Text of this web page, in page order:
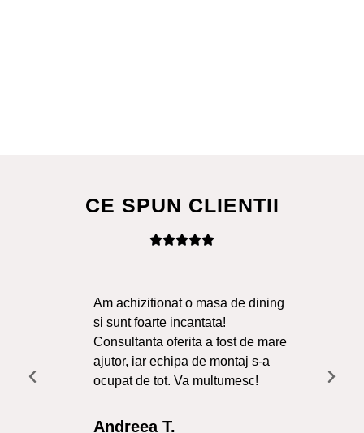
CE SPUN CLIENTII
Am achizitionat o masa de dining
si sunt foarte incantata!
Consultanta oferita a fost de mare
ajutor, iar echipa de montaj s-a
ocupat de tot. Va multumesc!
Andreea T.